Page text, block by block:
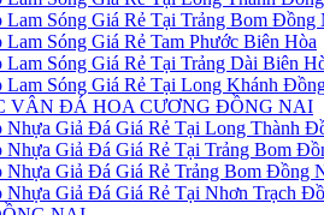
Lam Sóng Giá Rẻ Tại Trảng Bom Đồng
Lam Sóng Giá Rẻ Tam Phước Biên Hòa
Lam Sóng Giá Rẻ Tại Trảng Dài Biên
Lam Sóng Giá Rẻ Tại Long Khánh
VÂN ĐÁ HOA CƯƠNG ĐỒNG NAI
Nhựa Giả Đá Giá Rẻ Tại Long Thành
Nhựa Giả Đá Giá Rẻ Tại Trảng Bom
Nhựa Giả Đá Giá Rẻ Trảng Bom Đồng
Nhựa Giả Đá Giá Rẻ Tại Nhơn Trạch